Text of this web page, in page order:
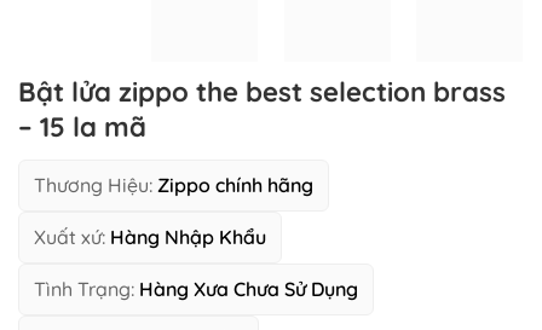
Bật lửa zippo the best selection brass
– 15 la mã
Thương Hiệu: Zippo chính hãng
Xuất xứ: Hàng Nhập Khẩu
Tình Trạng: Hàng Xưa Chưa Sử Dụng